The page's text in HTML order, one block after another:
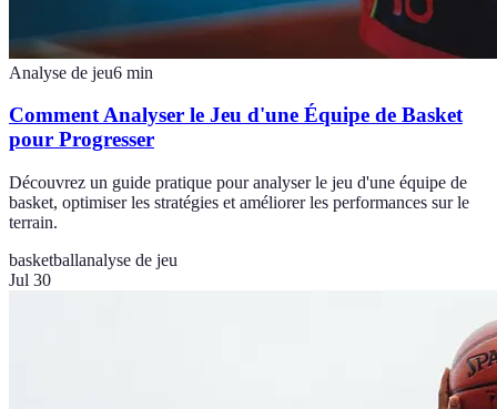
Analyse de jeu6 min
Comment Analyser le Jeu d'une Équipe de Basket
pour Progresser
Découvrez un guide pratique pour analyser le jeu d'une équipe de
basket, optimiser les stratégies et améliorer les performances sur le
terrain.
basketballanalyse de jeu
Jul 30